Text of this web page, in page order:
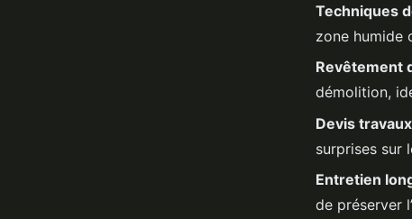
Techniques
zone humide
Revêtement
démolition,
Devis
surprises sur
Entretien
de préserver